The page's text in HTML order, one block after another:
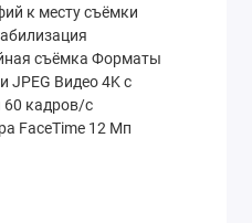
к месту съёмки
съёмка Форматы
4K с
кадров / с
FaceTime 12 Мп